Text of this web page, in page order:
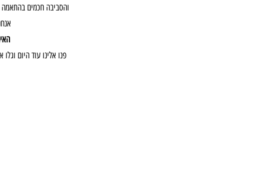
והסביבה חכמים בהתאמה
פנו אלינו עוד היום